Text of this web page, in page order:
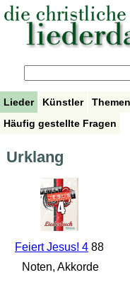
Lieder Künstler Themen
Häufig gestellte Fragen
Urklang
Feiert Jesus! 488
Noten, Akkorde